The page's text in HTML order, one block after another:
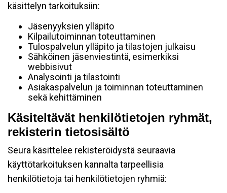
käsittelyn tarkoituksiin:
Jäsenyyksien ylläpito
Kilpailutoiminnan toteuttaminen
Tulospalvelun ylläpito ja tilastojen julkaisu
Sähköinen jäsenviestintä, esimerkiksi
webbisivut
Analysointi ja tilastointi
Asiakaspalvelun ja toiminnan toteuttaminen
sekä kehittäminen
Käsiteltävät henkilötietojen ryhmät,
rekisterin tietosisältö
Seura käsittelee rekisteröidystä seuraavia
käyttötarkoituksen kannalta tarpeellisia
henkilötietoja tai henkilötietojen ryhmiä: